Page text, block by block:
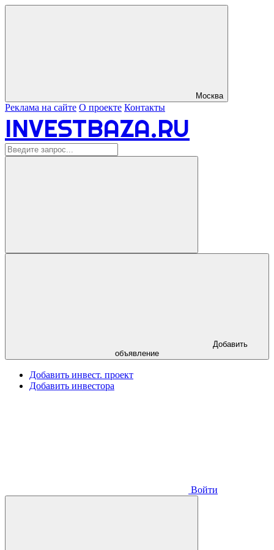
Москва
Реклама на сайте О проекте Контакты
INVESTBAZA.RU
объявление
Добавить инвест. проект
Добавить инвестора
Войти